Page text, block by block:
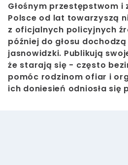
Głośnym przestępstwom i
Polsce od lat towarzyszą
z oficjalnych policyjnych
później do głosu
jasnowidzki. Publikują
że starają się - często
pomóc rodzinom ofiar i
ich doniesień odniosła się